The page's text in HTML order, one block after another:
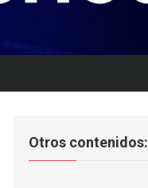
Otros contenidos: